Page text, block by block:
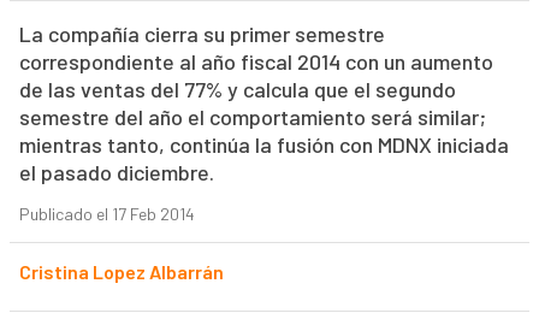
La compañía cierra su primer semestre
correspondiente al año fiscal 2014 con un aumento
de las ventas del 77% y calcula que el segundo
semestre del año el comportamiento será similar;
mientras tanto, continúa la fusión con MDNX iniciada
el pasado diciembre.
Publicado el 17 Feb 2014
Cristina Lopez Albarrán